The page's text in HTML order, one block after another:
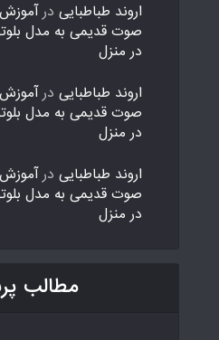
اروند طباطبایی در
در منزل
اروند طباطبایی در
در منزل
اروند طباطبایی در
در منزل
مطالب